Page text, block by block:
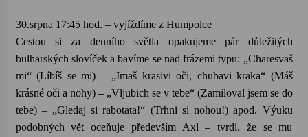
30.srpna 17:45 hod. – vyjíždíme z Humpolce
Cestou si za denního světla opakujeme pár důležitých
bulharských slovíček a bavíme se nad frázemi typu: „Charesvaš
mi“ (Líbíš se mi) – „Imaš krasivi oči, chubavi kraka“ (Máš
krásné oči a nohy) – „Vljubich se v tebe“ (Zamiloval jsem se do
tebe) – „Gledaj si rabotata!“ (Trhni si nohou!) apod. Výuku
podobných vět oceňuje především Axl – tvrdí, že se mu